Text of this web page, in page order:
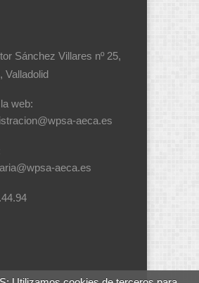
Sánchez Villares nº 25,
Valladolid
web:
aeca.es
aeca.es